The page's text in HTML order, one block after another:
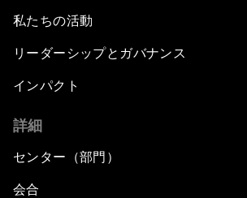
私たちの活動
リーダーシップとガバナンス
インパクト
詳細
センター（部門）
会合